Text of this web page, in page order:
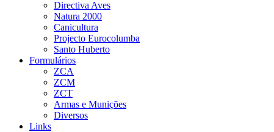
Directiva Aves
Natura 2000
Canicultura
Projecto Eurocolumba
Santo Huberto
Formulários
ZCA
ZCM
ZCT
Armas e Munições
Diversos
Links